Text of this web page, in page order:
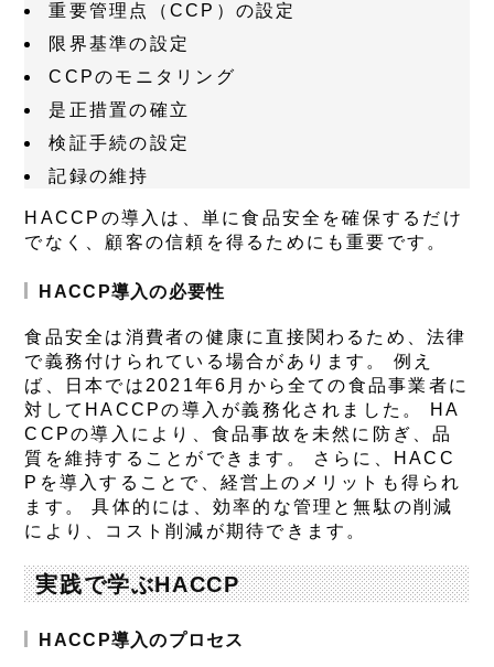
重要管理点（CCP）の設定
限界基準の設定
CCPのモニタリング
是正措置の確立
検証手続の設定
記録の維持
HACCPの導入は、単に食品安全を確保するだけ
でなく、顧客の信頼を得るためにも重要です。
HACCP導入の必要性
食品安全は消費者の健康に直接関わるため、法律
で義務付けられている場合があります。 例え
ば、日本では2021年6月から全ての食品事業者に
対してHACCPの導入が義務化されました。 HA
CCPの導入により、食品事故を未然に防ぎ、品
質を維持することができます。 さらに、HACC
Pを導入することで、経営上のメリットも得られ
ます。 具体的には、効率的な管理と無駄の削減
により、コスト削減が期待できます。
実践で学ぶHACCP
HACCP導入のプロセス